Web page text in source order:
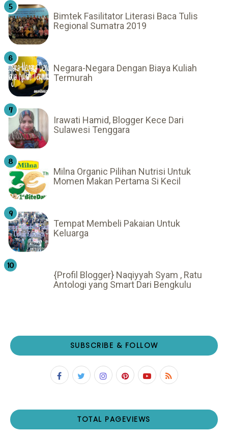
Bimtek Fasilitator Literasi Baca Tulis
Regional Sumatra 2019
Negara-Negara Dengan Biaya Kuliah
Termurah
Irawati Hamid, Blogger Kece Dari
Sulawesi Tenggara
Milna Organic Pilihan Nutrisi Untuk
Momen Makan Pertama Si Kecil
Tempat Membeli Pakaian Untuk
Keluarga
{Profil Blogger} Naqiyyah Syam , Ratu
Antologi yang Smart Dari Bengkulu
SUBSCRIBE & FOLLOW
TOTAL PAGEVIEWS